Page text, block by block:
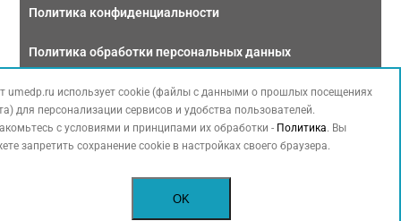
Политика конфиденциальности
Политика обработки персональных данных
Связаться с нами
umedp.ru использует cookie (файлы с данными о прошлых посещениях
для персонализации сервисов и удобства пользователей.
с условиями и принципами их обработки - Политика. Вы
запретить сохранение cookie в настройках своего браузера.
OK